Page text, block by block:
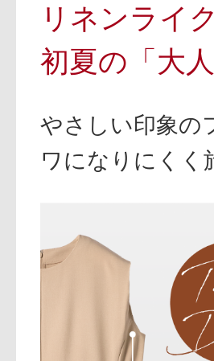
リネンライ
初夏の「大
やさしい印象の
ワになりにくく